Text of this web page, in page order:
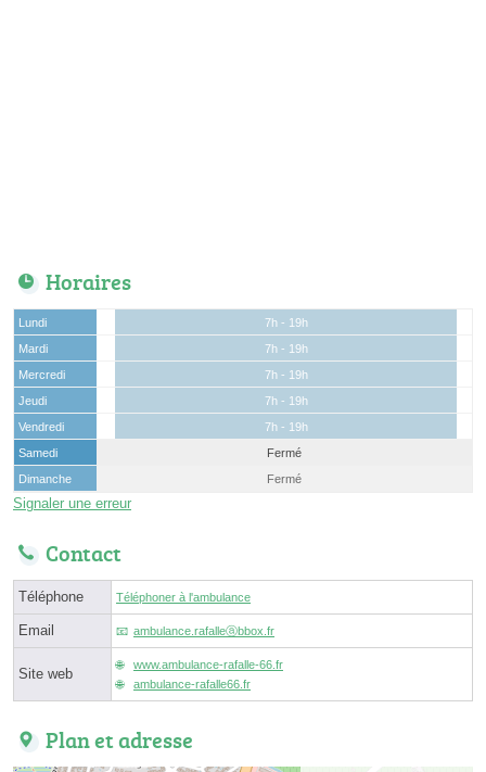
Horaires
Lundi
7h - 19h
Mardi
7h - 19h
Mercredi
7h - 19h
Jeudi
7h - 19h
Vendredi
7h - 19h
Samedi
Fermé
Dimanche
Fermé
Signaler une erreur
Contact
Téléphone Téléphoner à l'ambulance
Email ambulance.rafalleⓐbbox.fr
Site web
www.ambulance-rafalle-66.fr
ambulance-rafalle66.fr
Plan et adresse